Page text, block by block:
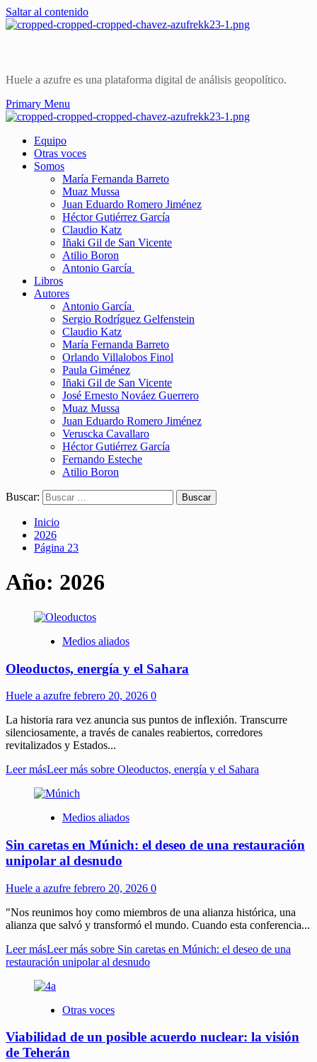
Saltar al contenido
Huele a azufre es una plataforma digital de análisis geopolítico.
Primary Menu
Equipo
Otras voces
Somos
María Fernanda Barreto
Muaz Mussa
Juan Eduardo Romero Jiménez
Héctor Gutiérrez García
Claudio Katz
Iñaki Gil de San Vicente
Atilio Boron
Antonio García
Libros
Autores
Antonio García
Sergio Rodríguez Gelfenstein
Claudio Katz
María Fernanda Barreto
Orlando Villalobos Finol
Paula Giménez
Iñaki Gil de San Vicente
José Ernesto Nováez Guerrero
Muaz Mussa
Juan Eduardo Romero Jiménez
Veruscka Cavallaro
Héctor Gutiérrez García
Fernando Esteche
Atilio Boron
Buscar:
Inicio
2026
Página 23
Año: 2026
Medios aliados
Oleoductos, energía y el Sahara
Huele a azufre febrero 20, 2026 0
La historia rara vez anuncia sus puntos de inflexión. Transcurre
silenciosamente, a través de canales reabiertos, corredores
revitalizados y Estados...
Leer másLeer más sobre Oleoductos, energía y el Sahara
Medios aliados
Sin caretas en Múnich: el deseo de una restauración
unipolar al desnudo
Huele a azufre febrero 20, 2026 0
"Nos reunimos hoy como miembros de una alianza histórica, una
alianza que salvó y transformó el mundo. Cuando esta conferencia...
Leer másLeer más sobre Sin caretas en Múnich: el deseo de una
restauración unipolar al desnudo
Otras voces
Viabilidad de un posible acuerdo nuclear: la visión
de Teherán